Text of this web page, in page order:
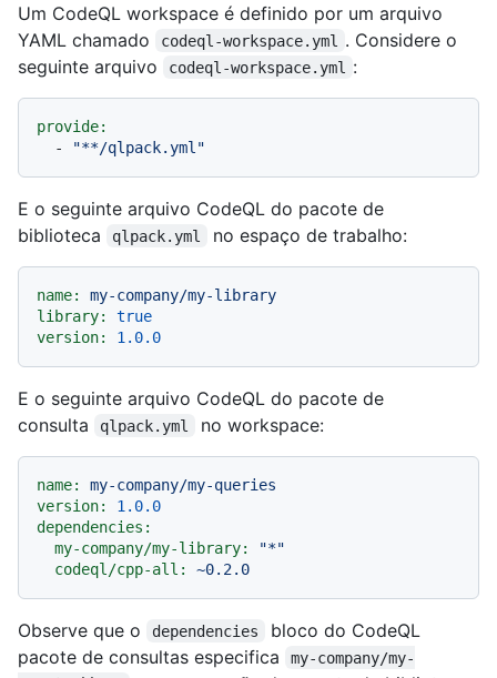
Um CodeQL workspace é definido por um arquivo
YAML chamado
codeql-workspace.yml
. Considere o
seguinte arquivo
codeql-workspace.yml :
provide:
-
"**/qlpack.yml"
E o seguinte arquivo CodeQL do pacote de
biblioteca
qlpack.yml no espaço de trabalho:
name:
my-company/my-library
library:
true
version:
1.0.0
E o seguinte arquivo CodeQL do pacote de
consulta
qlpack.yml no workspace:
name:
my-company/my-queries
version:
1.0.0
dependencies:
my-company/my-library:
"*"
codeql/cpp-all:
~0.2.0
Observe que o dependencies
bloco do CodeQL
pacote de consultas especifica
my-company/my-